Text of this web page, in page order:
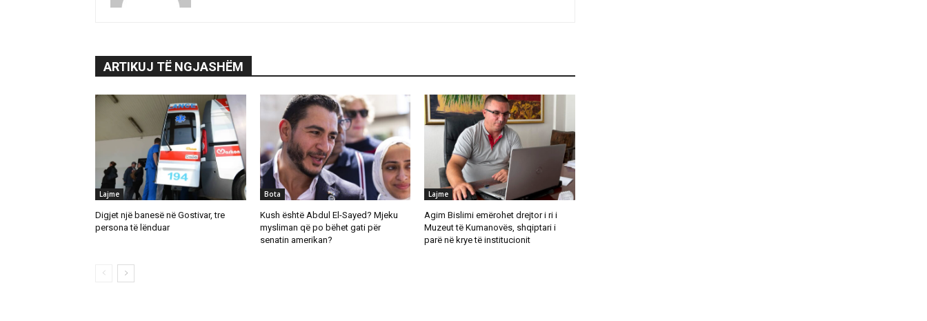
ARTIKUJ TË NGJASHËM
Lajme
Digjet një banesë në Gostivar, tre
persona të lënduar
Bota
Kush është Abdul El-Sayed? Mjeku
mysliman që po bëhet gati për
senatin amerikan?
Lajme
Agim Bislimi emërohet drejtor i ri i
Muzeut të Kumanovës, shqiptari i
parë në krye të institucionit